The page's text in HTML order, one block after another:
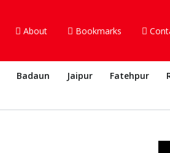
About Bookmarks
Badaun Jaipur Fatehpur